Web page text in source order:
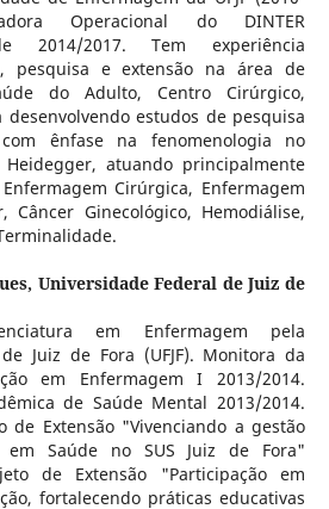
Operacional do DINTER
2014/2017. Tem experiência
pesquisa e extensão na área de
do Adulto, Centro Cirúrgico,
desenvolvendo estudos de pesquisa
ênfase na fenomenologia no
atuando principalmente
Cirúrgica, Enfermagem
Ginecológico, Hemodiálise,
Universidade Federal de Juiz de
em Enfermagem pela
Juiz de Fora (UFJF). Monitora da
em Enfermagem I 2013/2014.
de Saúde Mental 2013/2014.
de Extensão "Vivenciando a gestão
em Saúde no SUS Juiz de Fora"
de Extensão "Participação em
fortalecendo práticas educativas